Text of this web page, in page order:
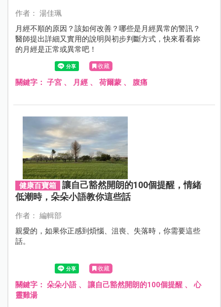
作者： 湯佳珮
月經不順的原因？該如何改善？哪些是月經異常的警訊？
醫師提出詳細又實用的說明與初步判斷方式，快來看看妳
的月經是正常或異常吧！
收藏
關鍵字： 子宮、 月經、 荷爾蒙、 腹痛
健康百寶箱
讓自己豁然開朗的100個提醒，情緒
低潮時，朵朵小語教你這些話
作者： 編輯部
親愛的，如果你正感到煩惱、沮喪、失落時，你需要這些
話。
收藏
關鍵字： 朵朵小語、 讓自己豁然開朗的100個提醒、心
靈雞湯